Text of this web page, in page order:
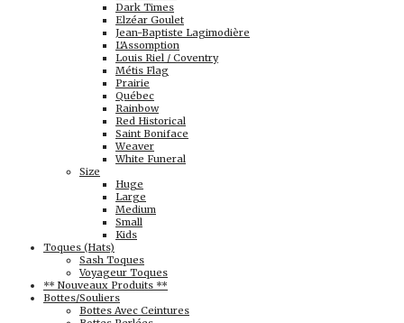
Dark Times
Elzéar Goulet
Jean-Baptiste Lagimodière
L'Assomption
Louis Riel / Coventry
Métis Flag
Prairie
Québec
Rainbow
Red Historical
Saint Boniface
Weaver
White Funeral
Size
Huge
Large
Medium
Small
Kids
Toques (Hats)
Sash Toques
Voyageur Toques
** Nouveaux Produits **
Bottes/Souliers
Bottes Avec Ceintures